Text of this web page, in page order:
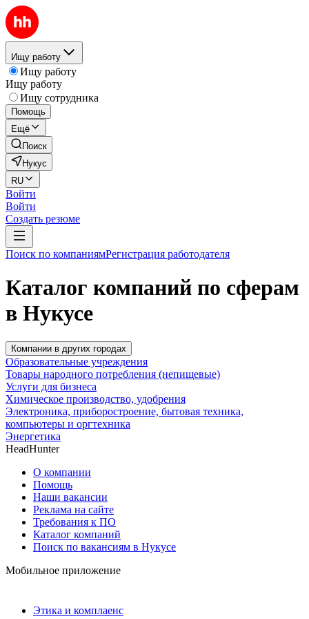
Ищу работу
Ищу работу
Ищу работу
Ищу сотрудника
Помощь
Ещё
Поиск
Нукус
RU
Войти
Войти
Создать резюме
Поиск по компаниямРегистрация работодателя
Каталог компаний по сферам
в Нукусе
Компании в других городах
Образовательные учреждения
Товары народного потребления (непищевые)
Услуги для бизнеса
Химическое производство, удобрения
Электроника, приборостроение, бытовая техника,
компьютеры и оргтехника
Энергетика
HeadHunter
О компании
Помощь
Наши вакансии
Реклама на сайте
Требования к ПО
Каталог компаний
Поиск по вакансиям в Нукусе
Мобильное приложение
Этика и комплаенс